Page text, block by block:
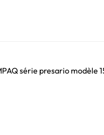
série presario modèle